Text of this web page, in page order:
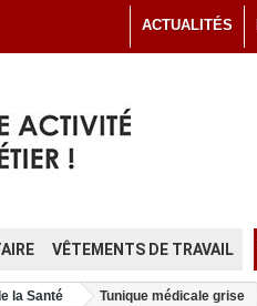
ACTUALITÉS
VÊTEMENTS DE TRAVAIL
la Santé Tunique médicale grise